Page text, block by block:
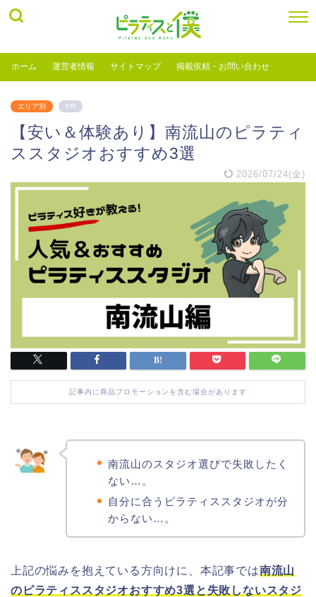
ホーム 運営者情報 サイトマップ 掲載依頼・お問い合わせ
エリア別 PR
【安い＆体験あり】南流山のピラティ
ススタジオおすすめ3選
2026/07/24(金)
記事内に商品プロモーションを含む場合があります
南流山のスタジオ選びで失敗したく
ない…。
自分に合うピラティススタジオが分
からない…。
上記の悩みを抱えている方向けに、本記事では南流山
のピラティススタジオおすすめ3選と失敗しないスタジ